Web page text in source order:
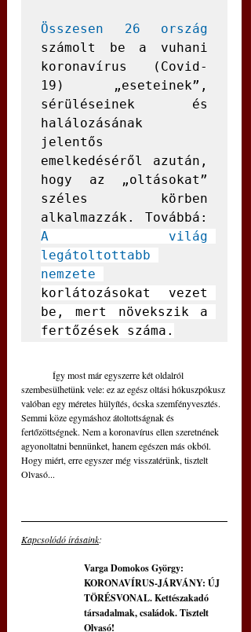
Összesen 26 ország
számolt be a vuhani
koronavírus (Covid-
19) „eseteinek”,
sérüléseinek és
halálozásának
jelentős
emelkedéséről azután,
hogy az „oltásokat”
széles körben
A világ
legátoltottabb
nemzete
korlátozásokat vezet
be, mert növekszik a
fertőzések száma.
szembesülhetünk vele: ez az egész oltási hókuszpókusz
valóban egy méretes hülyítés, ócska szemfényvesztés.
Semmi köze egymáshoz átoltottságnak és
fertőzöttségnek. Nem a koronavírus ellen szeretnének
agyonoltatni bennünket, hanem egészen más okból.
Hogy miért, erre egyszer még visszatérünk, tisztelt
Olvasó...
Kapcsolódó írásaink:
Varga Domokos György:
KORONAVÍRUS-JÁRVÁNY: ÚJ
TÖRÉSVONAL. Kettészakadó
társadalmak, családok. Tisztelt
Olvasó!